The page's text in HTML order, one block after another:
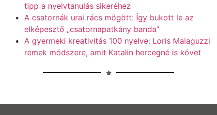
tipp a nyelvtanulás sikeréhez
A csatornák urai rács mögött: Így bukott le az
elképesztő „csatornapatkány banda”
A gyermeki kreativitás 100 nyelve: Loris Malaguzzi
remek módszere, amit Katalin hercegné is követ